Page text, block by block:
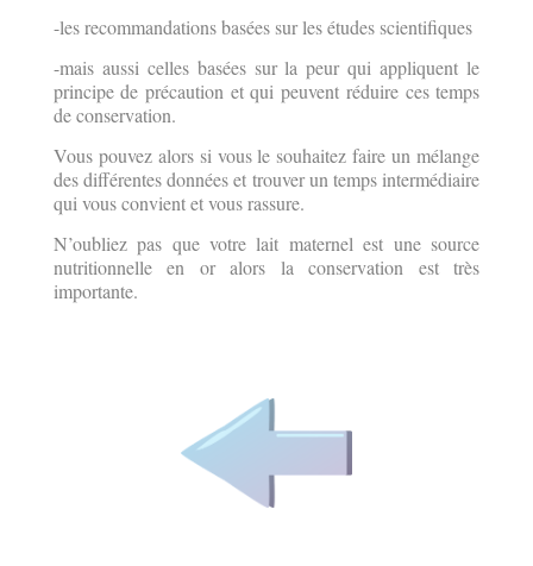
-les recommandations basées sur les études scientifiques
-mais aussi celles basées sur la peur qui appliquent le
principe de précaution et qui peuvent réduire ces temps
de conservation.
Vous pouvez alors si vous le souhaitez faire un mélange
des différentes données et trouver un temps intermédiaire
qui vous convient et vous rassure.
N’oubliez pas que votre lait maternel est une source
nutritionnelle en or alors la conservation est très
importante.